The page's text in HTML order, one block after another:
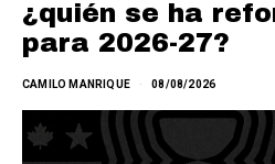
¿quién se ha
para 2026-27?
CAMILO MANRIQUE 08/08/2026